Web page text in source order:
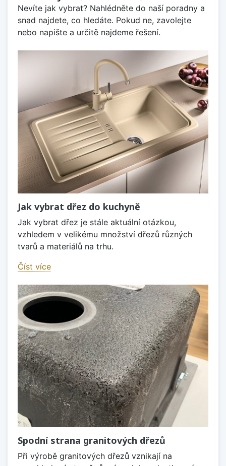
Nevíte jak vybrat? Nahlédněte do naší poradny a
snad najdete, co hledáte. Pokud ne, zavolejte
nebo napište a určitě najdeme řešení.
Jak vybrat dřez do kuchyně
Jak vybrat dřez je stále aktuální otázkou,
vzhledem v velikému množství dřezů různých
tvarů a materiálů na trhu.
Číst více
Spodní strana granitových dřezů
Při výrobě granitových dřezů vznikají na